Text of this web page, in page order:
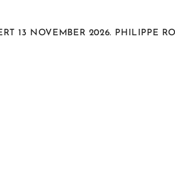
13 NOVEMBER 2026. PHILIPPE